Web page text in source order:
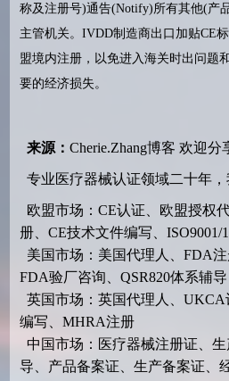
称及注册号)通告(Notify)所有其他(产
主管机关。IVDD制造商出口加贴CE
盟境内注册，以免进入海关时出问题
要的经济损失。
来源： Cherie.Zhang博客 欢迎分
专业医疗器械认证领域二十年，
欧盟市场：CE认证、欧盟授权
册、CE技术文件编写、ISO9001/
美国市场：美国代理人、FDA注
FDA验厂咨询、QSR820体系辅导
英国市场：英国代理人、
编写、MHRA注册
中国市场：医疗器械注册证、
导、产品备案证、生产备案证、